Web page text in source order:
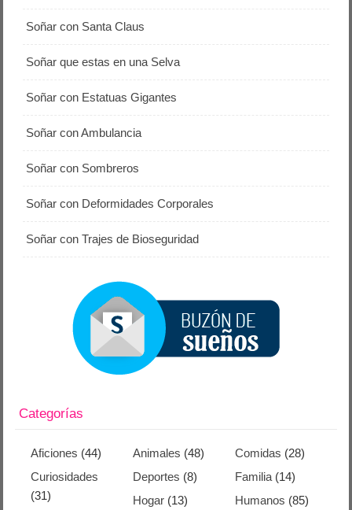
Soñar con Santa Claus
Soñar que estas en una Selva
Soñar con Estatuas Gigantes
Soñar con Ambulancia
Soñar con Sombreros
Soñar con Deformidades Corporales
Soñar con Trajes de Bioseguridad
Categorías
Aficiones (44) Animales (48) Comidas (28)
Curiosidades
(31)
Deportes (8) Familia(14)
Hogar (13) Humanos (85)